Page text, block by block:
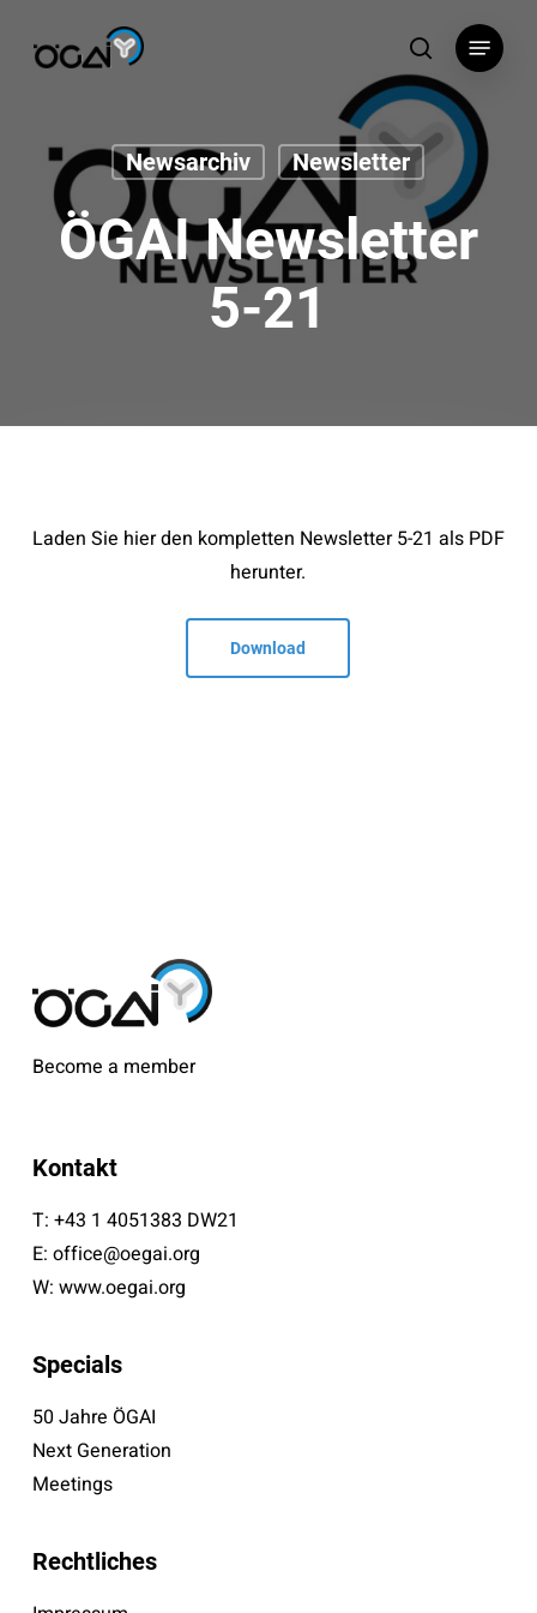
search
Menu
Newsarchiv Newsletter
ÖGAI Newsletter
5-21
Laden Sie hier den kompletten Newsletter 5-21 als PDF
herunter.
Download
Become a member
Kontakt
T: +43 1 4051383 DW21
E: office@oegai.org
W: www.oegai.org
Specials
50 Jahre ÖGAI
Next Generation
Meetings
Rechtliches